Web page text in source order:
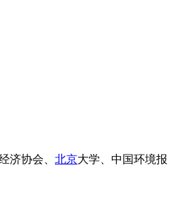
济协会、 北京大学、中国环境报